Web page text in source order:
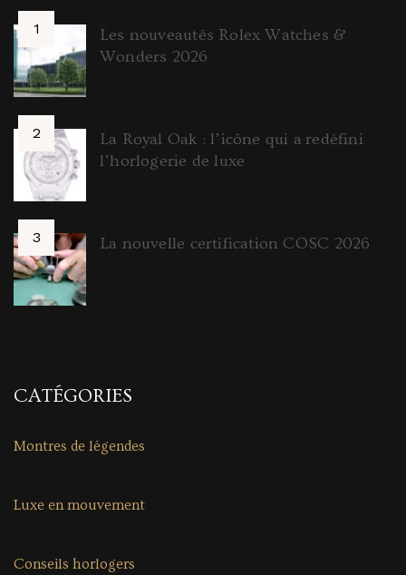
Les nouveautés Rolex Watches &
Wonders 2026
La Royal Oak : l’icône qui a redéfini
l’horlogerie de luxe
La nouvelle certification COSC 2026
CATÉGORIES
Montres de légendes
Luxe en mouvement
Conseils horlogers